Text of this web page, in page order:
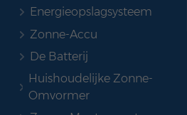
Energieopslagsysteem
Zonne-Accu
De Batterij
Huishoudelijke Zonne-
Omvormer